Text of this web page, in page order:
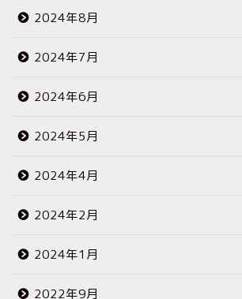
2024年8月
2024年7月
2024年6月
2024年5月
2024年4月
2024年2月
2024年1月
2022年9月